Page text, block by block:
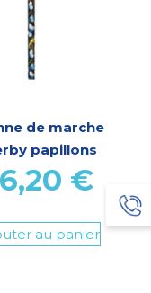
de marche
papillons
€
au panier